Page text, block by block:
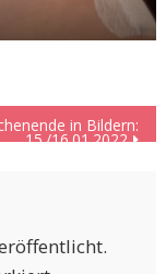
in Bildern:
15./16.01.2022